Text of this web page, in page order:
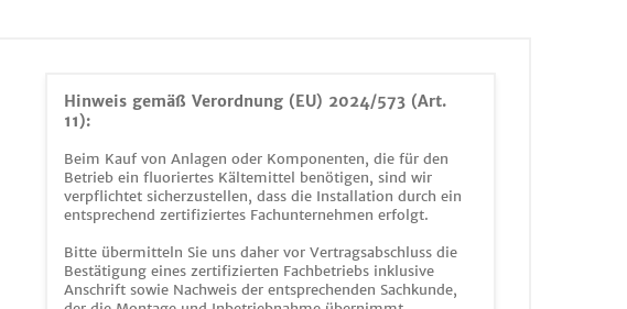
Hinweis gemäß Verordnung (EU) 2024/573 (Art.
11):
Beim Kauf von Anlagen oder Komponenten, die für den
Betrieb ein fluoriertes Kältemittel benötigen, sind wir
verpflichtet sicherzustellen, dass die Installation durch ein
entsprechend zertifiziertes Fachunternehmen erfolgt.
Bitte übermitteln Sie uns daher vor Vertragsabschluss die
Bestätigung eines zertifizierten Fachbetriebs inklusive
Anschrift sowie Nachweis der entsprechenden Sachkunde,